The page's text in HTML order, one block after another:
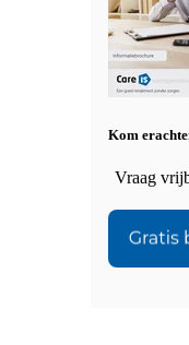
Kom
Vraag